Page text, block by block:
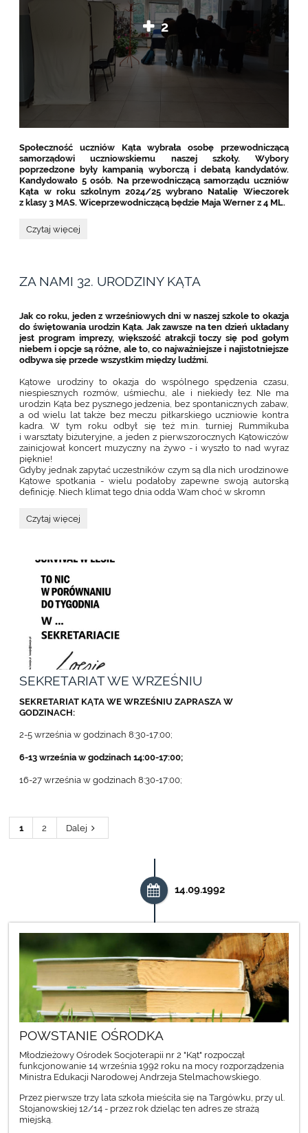
2
Społeczność uczniów Kąta wybrała osobę przewodniczącą
samorządowi uczniowskiemu naszej szkoły. Wybory
poprzedzone były kampanią wyborczą i debatą kandydatów.
Kandydowało 5 osób. Na przewodniczącą samorządu uczniów
Kąta w roku szkolnym 2024/25 wybrano Natalię Wieczorek
z klasy 3 MAS. Wiceprzewodniczącą będzie Maja Werner z 4 ML.
KĄTOWE
Czytaj więcej
ZA NAMI 32. URODZINY KĄTA
Jak co roku, jeden z wrześniowych dni w naszej szkole to okazja
do świętowania urodzin Kąta. Jak zawsze na ten dzień układany
jest program imprezy, większość atrakcji toczy się pod gołym
niebem i opcje są różne, ale to, co najważniejsze i najistotniejsze
odbywa się przede wszystkim między ludźmi.
Kątowe urodziny to okazja do wspólnego spędzenia czasu,
niespiesznych rozmów, uśmiechu, ale i niekiedy łez. NIe ma
urodzin Kąta bez pysznego jedzenia, bez spontanicznych zabaw,
a od wielu lat także bez meczu piłkarskiego uczniowie kontra
kadra. W tym roku odbył się też m.in. turniej Rummikuba
i warsztaty biżuteryjne, a jeden z pierwszorocznych Kątowiczów
zainicjował koncert muzyczny na żywo - i wyszło to nad wyraz
pięknie!
Gdyby jednak zapytać uczestników czym są dla nich urodzinowe
Kątowe spotkania - wielu podałoby zapewne swoją autorską
definicję. Niech klimat tego dnia odda Wam choć w skromn
ZA
KĄTA:
Czytaj więcej
SEKRETARIAT WE WRZEŚNIU
SEKRETARIAT KĄTA WE WRZEŚNIU ZAPRASZA W
GODZINACH:
2-5 września w godzinach 8:30-17:00;
6-13 września w godzinach 14:00-17:00;
16-27 września w godzinach 8:30-17:00;
1 2 Dalej
14.09.1992
POWSTANIE OŚRODKA
Młodzieżowy Ośrodek Socjoterapii nr 2 "Kąt" rozpoczął
funkcjonowanie 14 września 1992 roku na mocy rozporządzenia
Ministra Edukacji Narodowej Andrzeja Stelmachowskiego.
Przez pierwsze trzy lata szkoła mieściła się na Targówku, przy ul.
Stojanowskiej 12/14 - przez rok dzieląc ten adres ze strażą
miejską.